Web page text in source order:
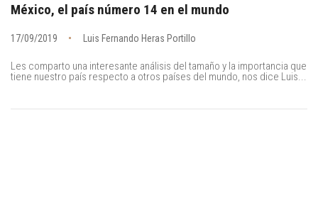
México, el país número 14 en el mundo
17/09/2019 Luis Fernando Heras Portillo
Les comparto una interesante análisis del tamaño y la importancia que
tiene nuestro país respecto a otros países del mundo, nos dice Luis...